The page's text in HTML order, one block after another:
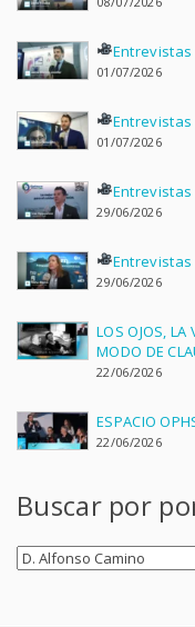
Entrevistas
01/07/2026
Entrevistas
01/07/2026
Entrevistas
29/06/2026
Entrevistas
29/06/2026
LOS OJOS, LA
MODO DE
22/06/2026
ESPACIO
22/06/2026
Buscar por